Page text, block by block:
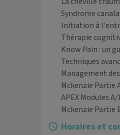
Syndrome
Initiation à
Thérapie
Know Pain : un
Techniques
Management
Mckenzie Partie
APEX Modules
Mckenzie Partie
Horaires et